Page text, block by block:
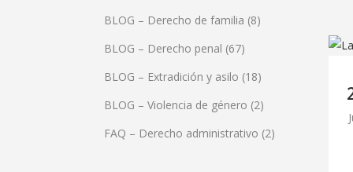
BLOG – Derecho de familia (8)
BLOG – Derecho penal (67)
BLOG – Extradición y asilo (18)
BLOG – Violencia de género (2)
FAQ – Derecho administrativo (2)